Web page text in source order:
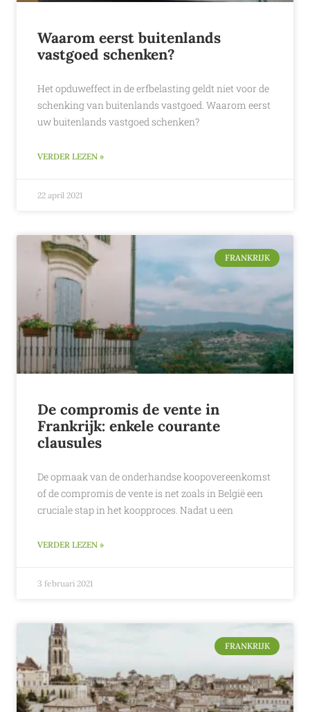
Waarom eerst buitenlands
vastgoed schenken?
Het opduweffect in de erfbelasting geldt niet voor de
schenking van buitenlands vastgoed. Waarom eerst
uw buitenlands vastgoed schenken?
VERDER LEZEN »
22 april 2021
FRANKRIJK
De compromis de vente in
Frankrijk: enkele courante
clausules
De opmaak van de onderhandse koopovereenkomst
of de compromis de vente is net zoals in België een
cruciale stap in het koopproces. Nadat u een
VERDER LEZEN »
3 februari 2021
FRANKRIJK